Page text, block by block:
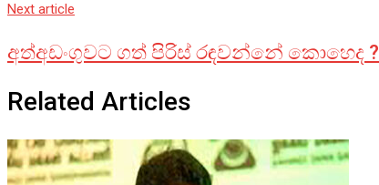
Next article
අත්අඩංගුවට ගත් පිරිස් රඳවන්නේ කොහෙද ?
Related Articles